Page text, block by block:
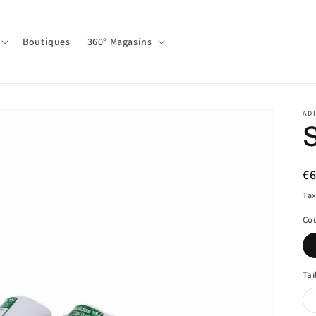
Boutiques 360° Magasins